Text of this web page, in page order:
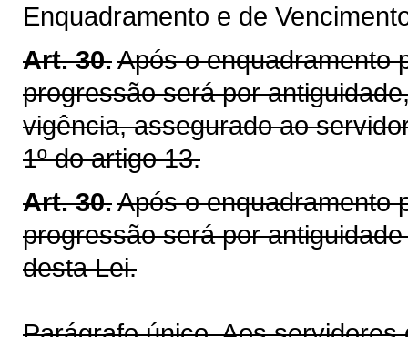
Enquadramento e de
Art. 30.Após o enquadramento
progressão será por
vigência, assegurado ao
1º do artigo 13.
Art. 30.Após o enquadramento
progressão será por
desta Lei.